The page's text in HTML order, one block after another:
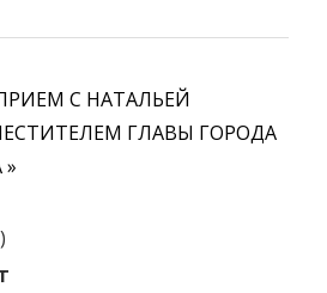
С НАТАЛЬЕЙ
ГЛАВЫ ГОРОДА